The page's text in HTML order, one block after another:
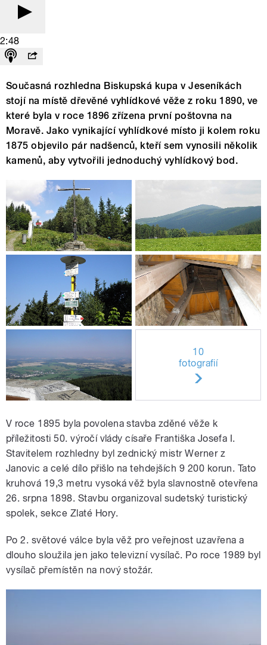
2:48
Současná rozhledna Biskupská kupa v Jeseníkách
stojí na místě dřevěné vyhlídkové věže z roku 1890, ve
které byla v roce 1896 zřízena první poštovna na
Moravě. Jako vynikající vyhlídkové místo ji kolem roku
1875 objevilo pár nadšenců, kteří sem vynosili několik
kamenů, aby vytvořili jednoduchý vyhlídkový bod.
10
fotografií
V roce 1895 byla povolena stavba zděné věže k
příležitosti 50. výročí vlády císaře Františka Josefa I.
Stavitelem rozhledny byl zednický mistr Werner z
Janovic a celé dílo přišlo na tehdejších 9 200 korun. Tato
kruhová 19,3 metru vysoká věž byla slavnostně otevřena
26. srpna 1898. Stavbu organizoval sudetský turistický
spolek, sekce Zlaté Hory.
Po 2. světové válce byla věž pro veřejnost uzavřena a
dlouho sloužila jen jako televizní vysílač. Po roce 1989 byl
vysílač přemístěn na nový stožár.